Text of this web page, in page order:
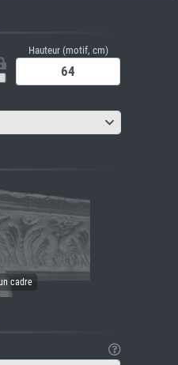
Hauteur (motif, cm)